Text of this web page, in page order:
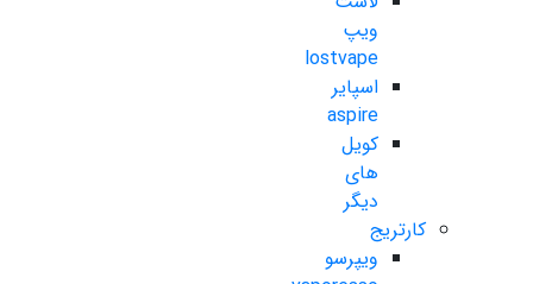
ویپ
lostvape
اسپایر
aspire
کویل
های
دیگر
کارتریج
ویپرسو